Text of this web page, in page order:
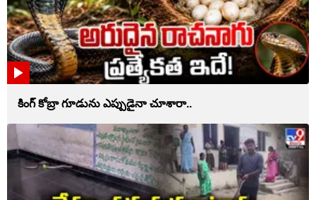
కింగ్ కోబ్రా గూడును ఎప్పుడైనా చూశారా..